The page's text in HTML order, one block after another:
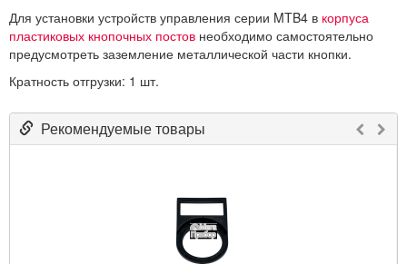
Для установки устройств управления серии MTB4 в корпуса
пластиковых кнопочных постов необходимо самостоятельно
предусмотреть заземление металлической части кнопки.
Кратность отгрузки: 1 шт.
Рекомендуемые товары